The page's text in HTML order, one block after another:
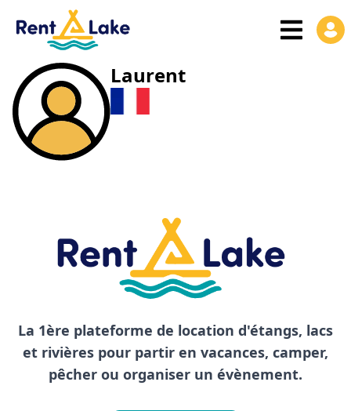
Laurent
La 1ère plateforme de location d'étangs, lacs
et rivières pour partir en vacances, camper,
pêcher ou organiser un évènement.